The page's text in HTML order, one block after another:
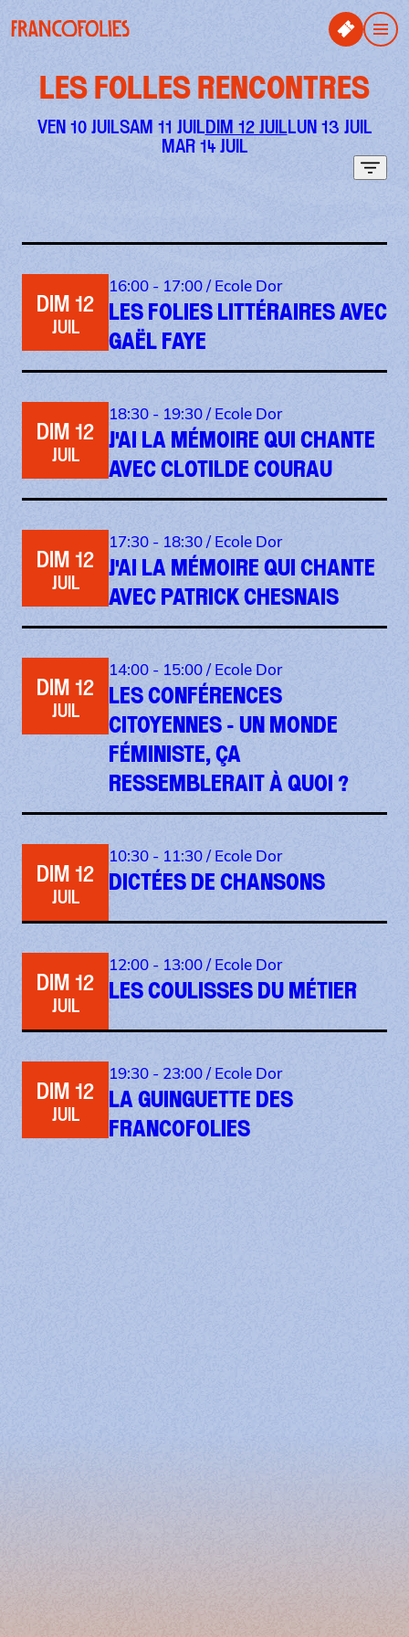
LES FOLLES RENCONTRES
VEN 10 JUILSAM 11 JUILDIM 12 JUILLUN 13 JUIL
MAR 14 JUIL
DIM 12
JUIL
16:00 - 17:00 /Ecole Dor
LES FOLIES LITTÉRAIRES AVEC
GAËL FAYE
DIM 12
JUIL
18:30 - 19:30 /Ecole Dor
J'AI LA MÉMOIRE QUI CHANTE
AVEC CLOTILDE COURAU
DIM 12
JUIL
17:30 - 18:30 /Ecole Dor
J'AI LA MÉMOIRE QUI CHANTE
AVEC PATRICK CHESNAIS
DIM 12
JUIL
14:00 - 15:00 /Ecole Dor
LES CONFÉRENCES
CITOYENNES - UN MONDE
FÉMINISTE, ÇA
RESSEMBLERAIT À QUOI ?
DIM 12
JUIL
10:30 - 11:30 /Ecole Dor
DICTÉES DE CHANSONS
DIM 12
JUIL
12:00 - 13:00 /Ecole Dor
LES COULISSES DU MÉTIER
DIM 12
JUIL
19:30 - 23:00 /Ecole Dor
LA GUINGUETTE DES
FRANCOFOLIES